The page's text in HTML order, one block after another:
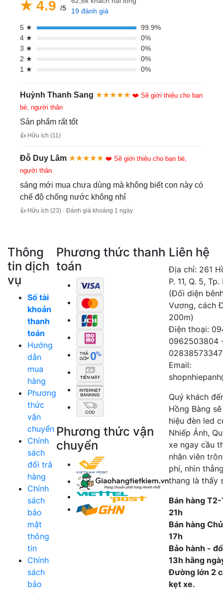
★ 4.9 /5
19 đánh giá
5 ★
99.9%
4 ★
0%
3 ★
0%
2 ★
0%
1 ★
0%
Huỳnh Thanh Sang ★★★★★ ❤️ Sẽ giới thiệu cho bạn
bè, người thân
Sản phẩm rất tốt
👍 Hữu ích (11)
Đỗ Duy Lâm ★★★★★ ❤️ Sẽ giới thiệu cho bạn bè,
người thân
sáng mới mua chưa dùng mà không biết con này có
chế độ chống nước không nhỉ
👍 Hữu ích (23) · Đánh giá khoảng 1 ngày
Thông
tin dịch
vụ
Số tài
khoản
thanh
toán
Hướng
dẫn
mua
hàng
Phương
thức
vận
chuyển
Chính
sách
đổi trả
hàng
Chính
sách
bảo
mật
thông
tin
Chính
sách
bảo
Phương thức thanh
toán
Phương thức vận
chuyển
Liên hệ
Địa chỉ: 261
P. 11, Q. 5,
(Đối diện
Vương, cách
200m)
Điện thoại:
0962503804
02838573347
Email:
Quý khách
Hồng Bàng
hiệu đèn led
Nhiếp Ảnh,
xe ngay cầu
nhân viên
phí, nhìn
thang là thấy
Bán hàng
21h
Bán hàng
17h
Bảo hành -
13h hằng
Đường lớn 2
kẹt xe.